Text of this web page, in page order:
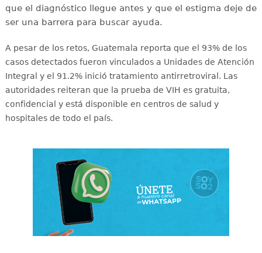
que el diagnóstico llegue antes y que el estigma deje de
ser una barrera para buscar ayuda.
A pesar de los retos, Guatemala reporta que el 93% de los
casos detectados fueron vinculados a Unidades de Atención
Integral y el 91.2% inició tratamiento antirretroviral . Las
autoridades reiteran que la prueba de VIH es gratuita,
confidencial y está disponible en centros de salud y
hospitales de todo el país.